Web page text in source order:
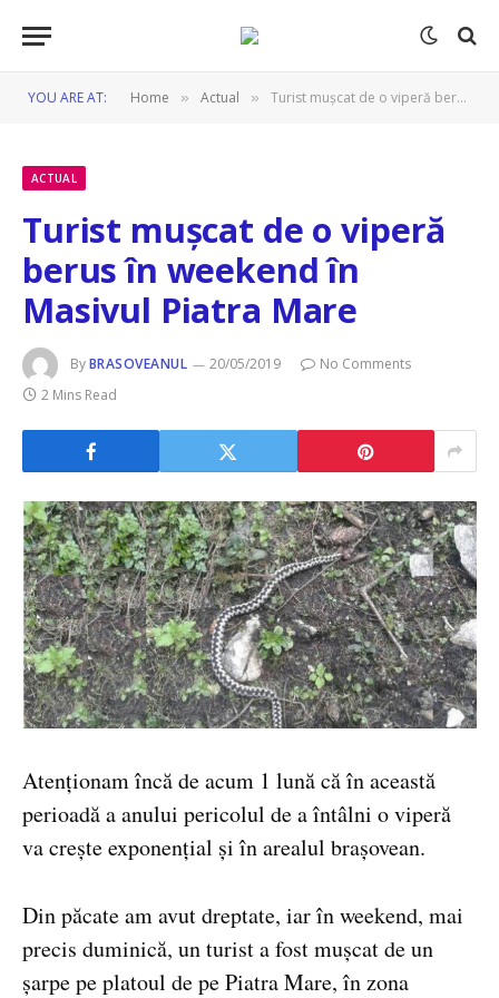
YOU ARE AT: Home » Actual » Turist mușcat de o viperă berus în weekend în Masivul Piatra Mare
ACTUAL
Turist mușcat de o viperă
berus în weekend în
Masivul Piatra Mare
ByBRASOVEANUL 20/05/2019
No Comments
2 Mins Read
Atenționam încă de acum 1 lună că în această
perioadă a anului pericolul de a întâlni o viperă
va crește exponențial și în arealul brașovean.
Din păcate am avut dreptate, iar în weekend, mai
precis duminică, un turist a fost mușcat de un
șarpe pe platoul de pe Piatra Mare, în zona